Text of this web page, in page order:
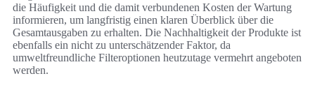
die Häufigkeit und die damit verbundenen Kosten der Wartung
informieren, um langfristig einen klaren Überblick über die
Gesamtausgaben zu erhalten. Die Nachhaltigkeit der Produkte ist
ebenfalls ein nicht zu unterschätzender Faktor, da
umweltfreundliche Filteroptionen heutzutage vermehrt angeboten
werden.